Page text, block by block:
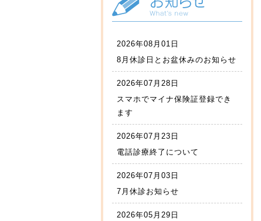
2026年08月01日
8月休診日とお盆休みのお知らせ
2026年07月28日
スマホでマイナ保険証登録でき
ます
2026年07月23日
電話診療終了について
2026年07月03日
7月休診お知らせ
2026年05月29日